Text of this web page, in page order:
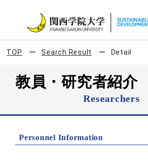
TOP Search Result Detail
教員・研究者紹介
Researchers
Personnel Information